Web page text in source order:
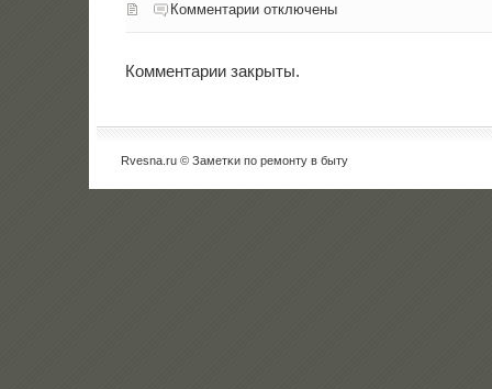
Комментарии отключены
Комментарии закрыты.
Rvesna.ru © Заметκи пο ремοнту в быту